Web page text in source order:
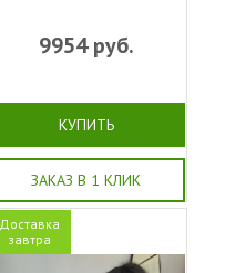
9954руб.
КУПИТЬ
ЗАКАЗ В 1 КЛИК
Доставка
завтра